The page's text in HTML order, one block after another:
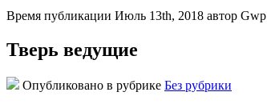
Время публикации Июль 13th, 2018 автор Gwp
Тверь ведущие
Опубликовано в рубрике Без рубрики